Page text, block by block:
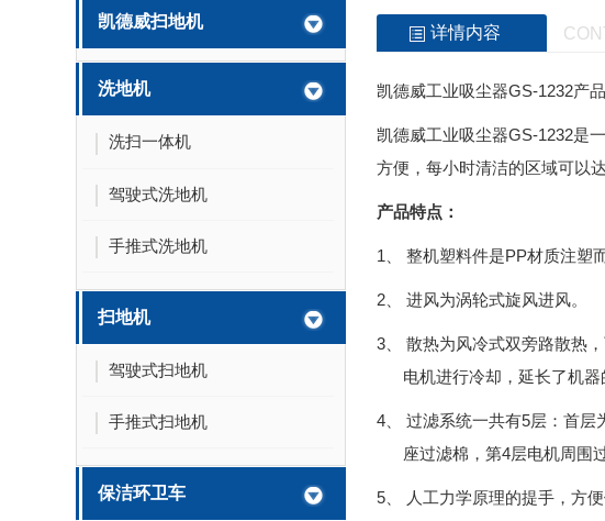
凯德威扫地机
洗地机
洗扫一体机
驾驶式洗地机
手推式洗地机
扫地机
驾驶式扫地机
手推式扫地机
保洁环卫车
详情内容
凯德威工业吸尘器GS-1232产品
凯德威工业吸尘器GS-1232是
方便，每小时清洁的区域可以
产品特点：
1、 整机塑料件是PP材质注塑
2、 进风为涡轮式旋风进风。
3、 散热为风冷式双旁路散热
电机进行冷却，延长了机器
4、 过滤系统一共有5层：首层
座过滤棉，第4层电机周围
5、 人工力学原理的提手，方